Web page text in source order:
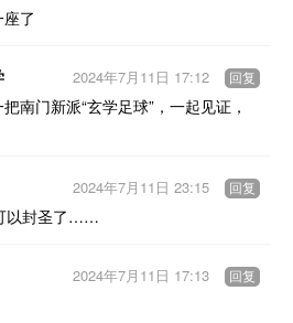
了
南门新派“玄学足球”，一起见证，
2024年7月11日 17:12 回复
以封圣了……
2024年7月11日 23:15 回复
2024年7月11日 17:13 回复